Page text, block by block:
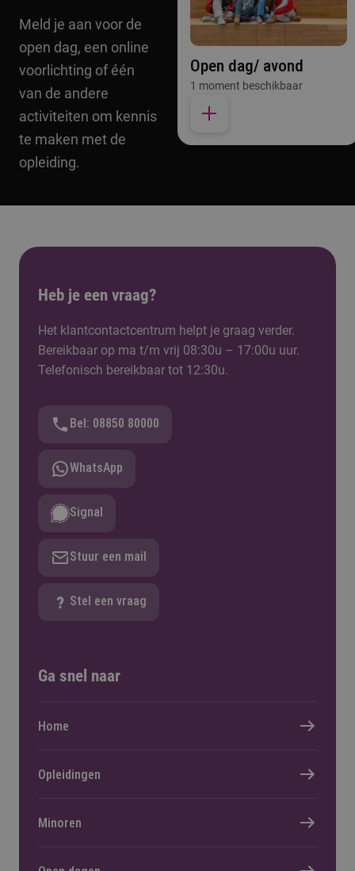
Meld je aan voor de
open dag, een online
voorlichting of één
van de andere
activiteiten om kennis
te maken met de
opleiding.
Open dag/ avond
1 moment beschikbaar
Heb je een vraag?
Het klantcontactcentrum helpt je graag verder.
Bereikbaar op ma t/m vrij 08:30u – 17:00u uur.
Telefonisch bereikbaar tot 12:30u.
Bel: 08850 80000
WhatsApp
Signal
Stuur een mail
Stel een vraag
Ga snel naar
Home
Opleidingen
Minoren